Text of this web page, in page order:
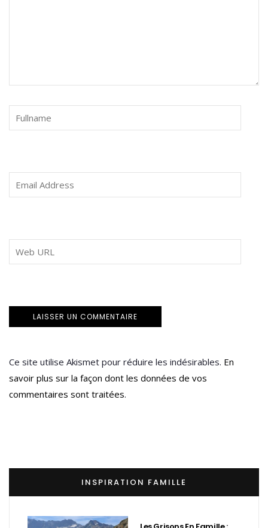
Ce site utilise Akismet pour réduire les indésirables. En
savoir plus sur la façon dont les données de vos
commentaires sont traitées.
INSPIRATION FAMILLE